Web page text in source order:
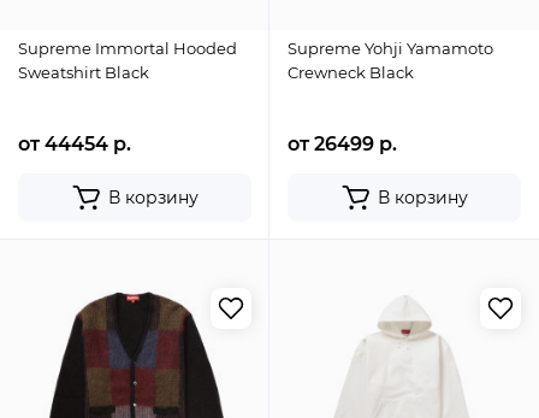
Supreme Immortal Hooded
Sweatshirt Black
от 44454 р.
В корзину
Supreme Yohji Yamamoto
Crewneck Black
от 26499 р.
В корзину